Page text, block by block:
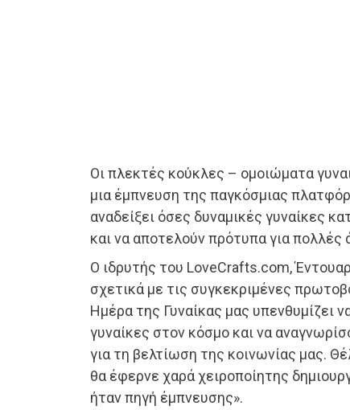
Οι πλεκτές κούκλες – ομοιώματα
μια έμπνευση της παγκόσμιας
αναδείξει όσες δυναμικές γυναίκες
και να αποτελούν πρότυπα για πολλές
Ο ιδρυτής του LoveCrafts.com,
σχετικά με τις συγκεκριμένες
Ημέρα της Γυναίκας μας υπενθυμίζει
γυναίκες στον κόσμο και να
για τη βελτίωση της κοινωνίας μας.
θα έφερνε χαρά χειροποίητης
ήταν πηγή έμπνευσης».